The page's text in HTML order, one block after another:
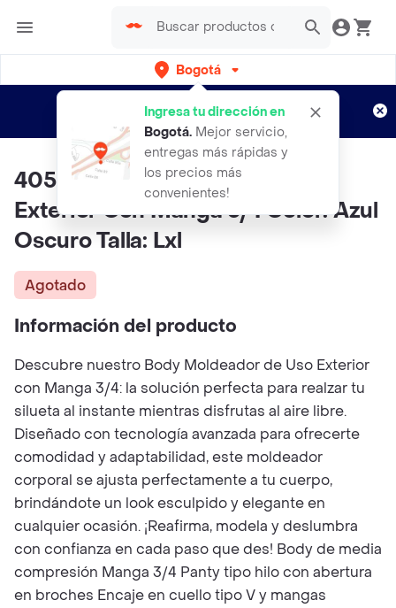
Bogotá
Ingresa tu dirección en
Bogotá. Mejor servicio,
entregas más rápidas y
los precios más
convenientes!
envíos gratis por semanas
Aplican TyC
4058-body Moldeador De Uso
Exterior Con Manga 3/4 Color: Azul
Oscuro Talla: Lxl
Agotado
Información del producto
Descubre nuestro Body Moldeador de Uso Exterior
con Manga 3/4: la solución perfecta para realzar tu
silueta al instante mientras disfrutas al aire libre.
Diseñado con tecnología avanzada para ofrecerte
comodidad y adaptabilidad, este moldeador
corporal se ajusta perfectamente a tu cuerpo,
brindándote un look esculpido y elegante en
cualquier ocasión. ¡Reafirma, modela y deslumbra
con confianza en cada paso que des! Body de media
compresión Manga 3/4 Panty tipo hilo con abertura
en broches Encaje en cuello tipo V y mangas